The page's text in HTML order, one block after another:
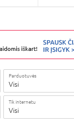
Parduotuvės
Visi
Tik internetu
Visi